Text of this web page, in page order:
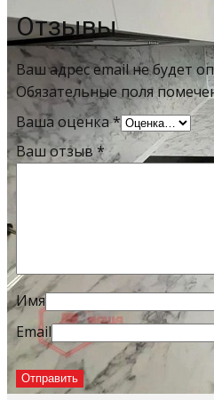
Отзывы
Ваш адрес email не будет
Обязательные поля
Ваша оценка*
Ваш отзыв*
Имя
Email